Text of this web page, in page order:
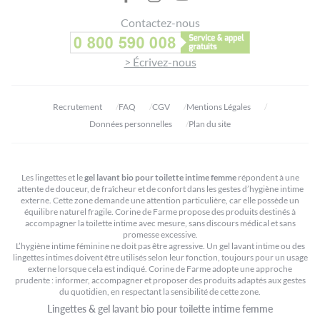
Contactez-nous
> Écrivez-nous
Recrutement FAQ CGV
Mentions Légales
Données personnelles
Plan du site
Les lingettes et legel lavant bio pour toilette intime femmerépondent à une
attente de douceur, de fraîcheur et de confort dans les gestes d’hygiène intime
externe. Cette zone demande une attention particulière, car elle possède un
équilibre naturel fragile. Corine de Farme propose des produits destinés à
accompagner la toilette intime avec mesure, sans discours médical et sans
promesse excessive.
L’hygiène intime féminine ne doit pas être agressive. Un gel lavant intime ou des
lingettes intimes doivent être utilisés selon leur fonction, toujours pour un usage
externe lorsque cela est indiqué. Corine de Farme adopte une approche
prudente : informer, accompagner et proposer des produits adaptés aux gestes
du quotidien, en respectant la sensibilité de cette zone.
Lingettes & gel lavant bio pour toilette intime femme